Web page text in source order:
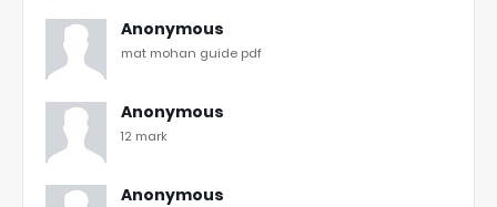
Anonymous
mat mohan guide pdf
Anonymous
12 mark
Anonymous